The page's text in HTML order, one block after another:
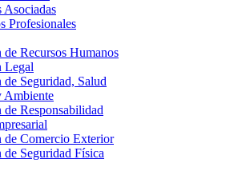
Asociadas
Profesionales
Recursos Humanos
Legal
Seguridad, Salud
Ambiente
Responsabilidad
de Comercio Exterior
Seguridad Física